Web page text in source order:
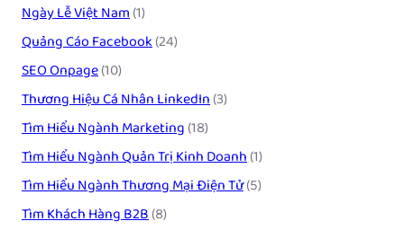
Ngày Lễ Việt Nam(1)
Quảng Cáo Facebook(24)
SEO Onpage(10)
Thương Hiệu Cá Nhân LinkedIn(3)
Tìm Hiểu Ngành Marketing(18)
Tìm Hiểu Ngành Quản Trị Kinh Doanh(1)
Tìm Hiểu Ngành Thương Mại Điện Tử(5)
Tìm Khách Hàng B2B(8)